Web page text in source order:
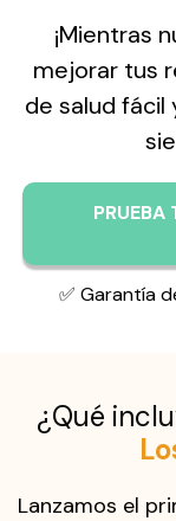
¡Mientras
mejorar tus
de salud
PRUEBA
✅ Garantía
¿Qué
Lanzamos el